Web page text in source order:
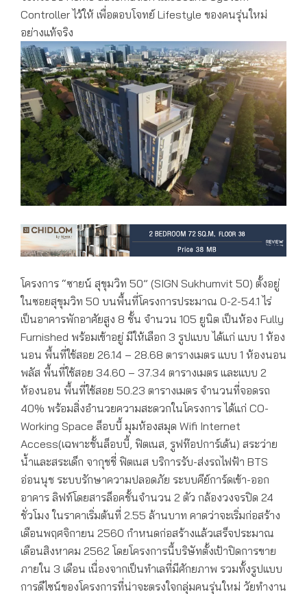
Controller ไว้ให้ เพื่อตอบโจทย์ Lifestyle ของคนรุ่นใหม่
อย่างแท้จริง
โครงการ “ซายน์ สุขุมวิท 50” (SIGN Sukhumvit 50) ตั้งอยู่
ในซอยสุขุมวิท 50 บนพื้นที่โครงการประมาณ 0-2-54.1 ไร่
เป็นอาคารพักอาศัยสูง 8 ชั้น จำนวน 105 ยูนิต เป็นห้อง Fully
Furnished พร้อมเข้าอยู่ มีให้เลือก 3 รูปแบบ ได้แก่ แบบ 1 ห้อง
นอน พื้นที่ใช้สอย 26.14 – 28.68 ตารางเมตร แบบ 1 ห้องนอน
พลัส พื้นที่ใช้สอย 34.60 – 37.34 ตารางเมตร และแบบ 2
ห้องนอน พื้นที่ใช้สอย 50.23 ตารางเมตร จำนวนที่จอดรถ
40% พร้อมสิ่งอำนวยความสะดวกในโครงการ ได้แก่ CO-
Working Space ล็อบบี้ มุมห้องสมุด Wifi Internet
Access(เฉพาะชั้นล็อบบี้, ฟิตเนส, รูฟท๊อปการ์เด้น) สระว่าย
น้ำและสระเด็ก จากุชชี่ ฟิตเนส บริการรับ-ส่งรถไฟฟ้า BTS
อ่อนนุช ระบบรักษาความปลอดภัย ระบบคีย์การ์ดเข้า-ออก
อาคาร ลิฟท์โดยสารล็อคชั้นจำนวน 2 ตัว กล้องวงจรปิด 24
ชั่วโมง ในราคาเริ่มต้นที่ 2.55 ล้านบาท คาดว่าจะเริ่มก่อสร้าง
เดือนพฤศจิกายน 2560 กำหนดก่อสร้างแล้วเสร็จประมาณ
เดือนสิงหาคม 2562 โดยโครงการนี้บริษัทตั้งเป้าปิดการขาย
ภายใน 3 เดือน เนื่องจากเป็นทำเลที่มีศักยภาพ รวมทั้งรูปแบบ
การดีไซน์ของโครงการที่น่าจะตรงใจกลุ่มคนรุ่นใหม่ วัยทำงาน